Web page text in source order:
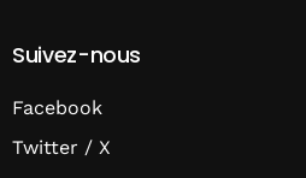
Suivez-nous
Facebook
Twitter / X